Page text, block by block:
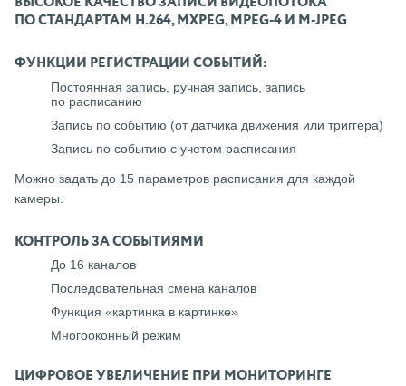
ПО СТАНДАРТАМ H.264, MXPEG, MPEG-4 И M-JPEG
ФУНКЦИИ РЕГИСТРАЦИИ СОБЫТИЙ:
Постоянная запись, ручная запись, запись
по расписанию
Запись по событию (от датчика движения или триггера)
Запись по событию с учетом расписания
Можно задать до 15 параметров расписания для каждой
камеры.
КОНТРОЛЬ ЗА СОБЫТИЯМИ
До 16 каналов
Последовательная смена каналов
Функция «картинка в картинке»
Многооконный режим
ЦИФРОВОЕ УВЕЛИЧЕНИЕ ПРИ МОНИТОРИНГЕ